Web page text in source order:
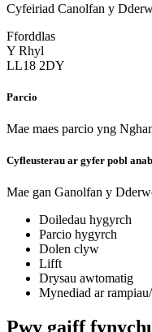
Cyfeiriad Canolfan y
Fforddlas
Y Rhyl
LL18 2DY
Parcio
Mae maes parcio yng
Cyfleusterau ar gyfer pobl
Mae gan Ganolfan y
Doiledau hygyrch
Parcio hygyrch
Dolen clyw
Lifft
Drysau awtomatig
Mynediad ar
Pwy gaiff